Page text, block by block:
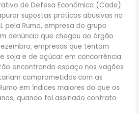
de Defesa Econômica (Cade)
supostas práticas abusivas no
pela Rumo, empresa do grupo
denúncia que chegou ao órgão
empresas que tentam
soja e de açúcar em concorrência
encontrando espaço nos vagões
comprometidos com as
em índices maiores do que os
quando foi assinado contrato